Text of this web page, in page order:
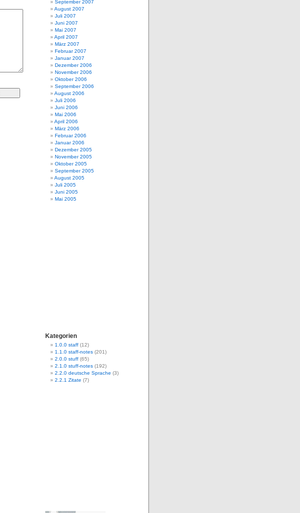
September 2007
August 2007
Juli 2007
Juni 2007
Mai 2007
April 2007
März 2007
Februar 2007
Januar 2007
Dezember 2006
November 2006
Oktober 2006
September 2006
August 2006
Juli 2006
Juni 2006
Mai 2006
April 2006
März 2006
Februar 2006
Januar 2006
Dezember 2005
November 2005
Oktober 2005
September 2005
August 2005
Juli 2005
Juni 2005
Mai 2005
Kategorien
1.0.0 staff (12)
1.1.0 staff-notes (201)
2.0.0 stuff (65)
2.1.0 stuff-notes (192)
2.2.0 deutsche Sprache (3)
2.2.1 Zitate (7)